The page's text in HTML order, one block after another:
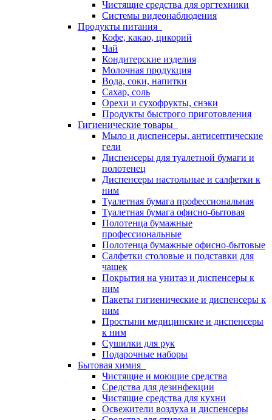
Чистящие средства для оргтехники
Системы видеонаблюдения
Продукты питания
Кофе, какао, цикорий
Чай
Кондитерские изделия
Молочная продукция
Вода, соки, напитки
Сахар, соль
Орехи и сухофрукты, снэки
Продукты быстрого приготовления
Гигиенические товары
Мыло и диспенсеры, антисептические
гели
Диспенсеры для туалетной бумаги и
полотенец
Диспенсеры настольные и салфетки к
ним
Туалетная бумага профессиональная
Туалетная бумага офисно-бытовая
Полотенца бумажные
профессиональные
Полотенца бумажные офисно-бытовые
Салфетки столовые и подставки для
чашек
Покрытия на унитаз и диспенсеры к
ним
Пакеты гигиенические и диспенсеры к
ним
Простыни медицинские и диспенсеры
к ним
Сушилки для рук
Подарочные наборы
Бытовая химия
Чистящие и моющие средства
Средства для дезинфекции
Чистящие средства для кухни
Освежители воздуха и диспенсеры